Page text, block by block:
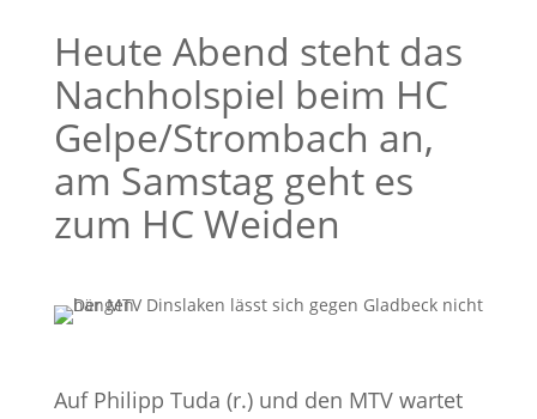
Heute Abend steht das
Nachholspiel beim HC
Gelpe/Strombach an,
am Samstag geht es
zum HC Weiden
Auf Philipp Tuda (r.) und den MTV wartet